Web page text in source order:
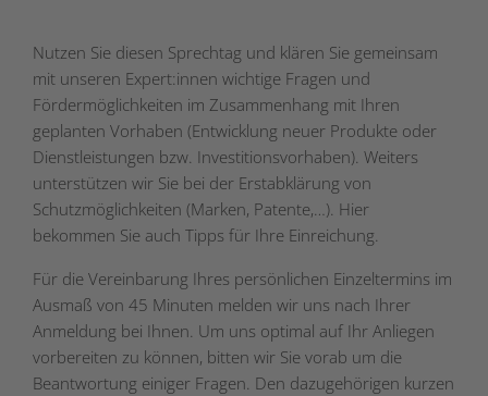
Nutzen Sie diesen Sprechtag und klären Sie gemeinsam
mit unseren Expert:innen wichtige Fragen und
Fördermöglichkeiten im Zusammenhang mit Ihren
geplanten Vorhaben (Entwicklung neuer Produkte oder
Dienstleistungen bzw. Investitionsvorhaben). Weiters
unterstützen wir Sie bei der Erstabklärung von
Schutzmöglichkeiten (Marken, Patente,…). Hier
bekommen Sie auch Tipps für Ihre Einreichung.
Für die Vereinbarung Ihres persönlichen Einzeltermins im
Ausmaß von 45 Minuten melden wir uns nach Ihrer
Anmeldung bei Ihnen. Um uns optimal auf Ihr Anliegen
vorbereiten zu können, bitten wir Sie vorab um die
Beantwortung einiger Fragen. Den dazugehörigen kurzen